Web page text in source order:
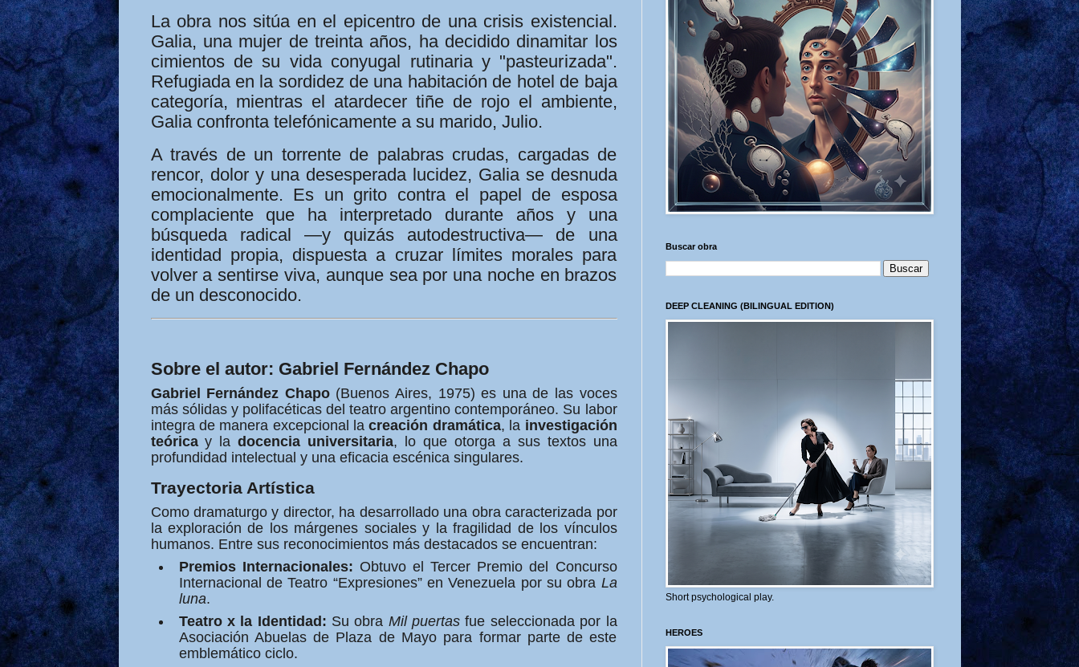
La obra nos sitúa en el epicentro de una crisis existencial.
Galia, una mujer de treinta años, ha decidido dinamitar los
cimientos de su vida conyugal rutinaria y "pasteurizada".
Refugiada en la sordidez de una habitación de hotel de baja
categoría, mientras el atardecer tiñe de rojo el ambiente,
Galia confronta telefónicamente a su marido, Julio.
A través de un torrente de palabras crudas, cargadas de
rencor, dolor y una desesperada lucidez, Galia se desnuda
emocionalmente. Es un grito contra el papel de esposa
complaciente que ha interpretado durante años y una
búsqueda radical —y quizás autodestructiva— de una
identidad propia, dispuesta a cruzar límites morales para
volver a sentirse viva, aunque sea por una noche en brazos
de un desconocido.
Sobre el autor: Gabriel Fernández Chapo
Gabriel Fernández Chapo(Buenos Aires, 1975) es una de las voces
más sólidas y polifacéticas del teatro argentino contemporáneo. Su labor
integra de manera excepcional lacreación dramática, la investigación
teóricay ladocencia universitaria, lo que otorga a sus textos una
profundidad intelectual y una eficacia escénica singulares.
Trayectoria Artística
Como dramaturgo y director, ha desarrollado una obra caracterizada por
la exploración de los márgenes sociales y la fragilidad de los vínculos
humanos. Entre sus reconocimientos más destacados se encuentran:
Premios Internacionales: Obtuvo el Tercer Premio del Concurso
Internacional de Teatro “Expresiones” en Venezuela por su obra La
luna.
Teatro x la Identidad: Su obra Mil puertas fue seleccionada por la
Asociación Abuelas de Plaza de Mayo para formar parte de este
emblemático ciclo.
Buscar obra
DEEP CLEANING (BILINGUAL EDITION)
Short psychological play.
HEROES